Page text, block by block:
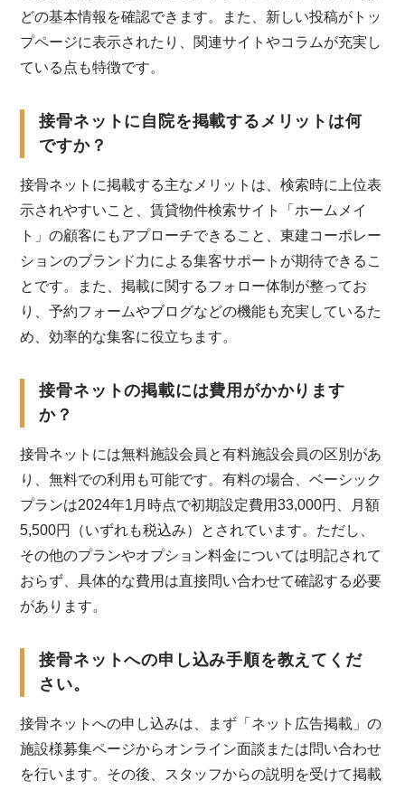
どの基本情報を確認できます。また、新しい投稿がトッ
プページに表示されたり、関連サイトやコラムが充実し
ている点も特徴です。
接骨ネットに自院を掲載するメリットは何
ですか？
接骨ネットに掲載する主なメリットは、検索時に上位表
示されやすいこと、賃貸物件検索サイト「ホームメイ
ト」の顧客にもアプローチできること、東建コーポレー
ションのブランド力による集客サポートが期待できるこ
とです。また、掲載に関するフォロー体制が整ってお
り、予約フォームやブログなどの機能も充実しているた
め、効率的な集客に役立ちます。
接骨ネットの掲載には費用がかかります
か？
接骨ネットには無料施設会員と有料施設会員の区別があ
り、無料での利用も可能です。有料の場合、ベーシック
プランは2024年1月時点で初期設定費用33,000円、月額
5,500円（いずれも税込み）とされています。ただし、
その他のプランやオプション料金については明記されて
おらず、具体的な費用は直接問い合わせて確認する必要
があります。
接骨ネットへの申し込み手順を教えてくだ
さい。
接骨ネットへの申し込みは、まず「ネット広告掲載」の
施設様募集ページからオンライン面談または問い合わせ
を行います。その後、スタッフからの説明を受けて掲載